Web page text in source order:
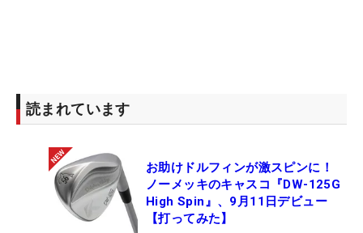
た。
10月の「富士通レディース」でようやくシーズン初
勝利。「大王製紙エリエールレディス」で2勝目を
挙げた。年間女王の座こそ竹田麗央に譲ったもの
の、平均ストローク『69.1478』で1位を記録。どの
読まれています
お助けドルフィンが激スピンに！
ノーメッキのキャスコ『DW-125G
High Spin』、9月11日デビュー
【打ってみた】